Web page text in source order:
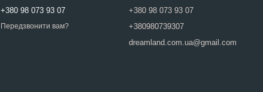
+380 98 073 93 07
Передзвонити вам?
+380 98 073 93 07
+380980739307
dreamland.com.ua@gmail.com